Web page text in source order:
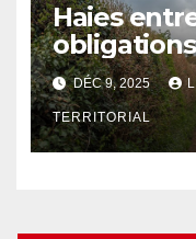
Haies
DÉC 9, 2025
TERRITORIAL